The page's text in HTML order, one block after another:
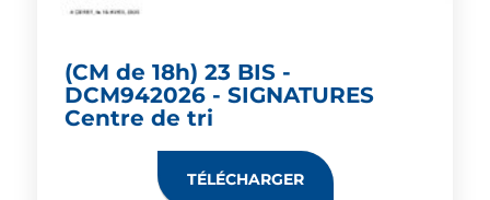
(CM de 18h) 23 BIS -
DCM942026 - SIGNATURES
Centre de tri
TÉLÉCHARGER